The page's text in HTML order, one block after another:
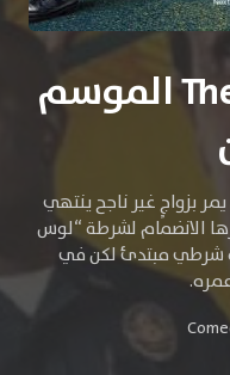
مسلسل The Rookie الموسم
بزواجٍ غير ناجح ينتهي
الانضمام لشرطة “لوس
شرطي مبتدئ لكن في